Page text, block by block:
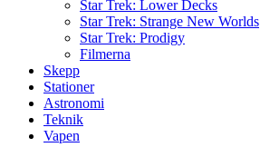
Star Trek: Lower Decks
Star Trek: Strange New Worlds
Star Trek: Prodigy
Filmerna
Skepp
Stationer
Astronomi
Teknik
Vapen